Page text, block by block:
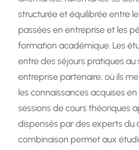
structurée et équilibrée entre
passées en entreprise et les
formation académique. Les
entre des séjours pratiques au
entreprise partenaire, où ils
les connaissances acquises
sessions de cours théoriques
dispensés par des experts du
combinaison permet aux